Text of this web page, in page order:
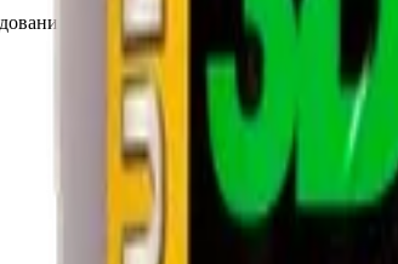
и расходные материалы для детейлинга.